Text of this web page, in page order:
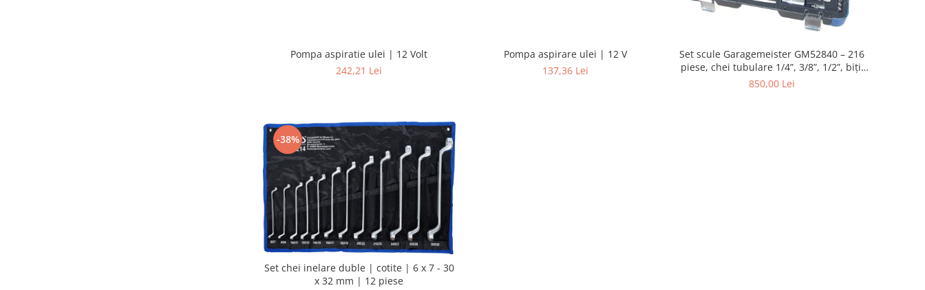
Pompa aspiratie ulei | 12 Volt
242,21 Lei
Pompa aspirare ulei | 12 V
137,36 Lei
Set scule Garagemeister GM52840 – 216
piese, chei tubulare 1/4”, 3/8”, 1/2”, biți,
prelungitoare și chei combinate
850,00 Lei
-38%
Set chei inelare duble | cotite | 6 x 7 - 30
x 32 mm | 12 piese